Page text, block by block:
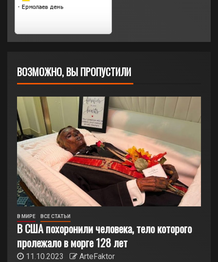
ВОЗМОЖНО, ВЫ ПРОПУСТИЛИ
В МИРЕ ВСЕ СТАТЬИ
В США похоронили человека, тело которого
пролежало в морге 128 лет
11.10.2023 ArteFaktor